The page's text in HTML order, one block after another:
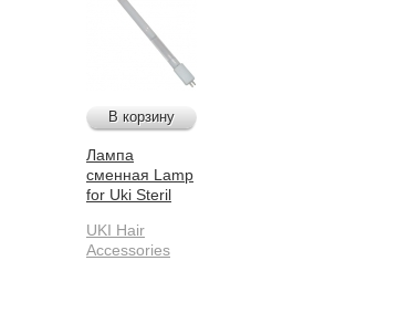
В корзину
Лампа
сменная Lamp
for Uki Steril
UKI Hair
Accessories